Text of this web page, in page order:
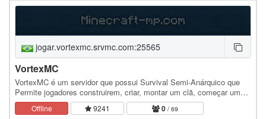
jogar.vortexmc.srvmc.com:25565
VortexMC
VortexMC é um servidor que possui Survival Semi-Anárquico que
Permite jogadores construirem, criar, montar um clã, começar uma
briga entre clans e mais, junte-se ao…
Offline 9241 0 / 69